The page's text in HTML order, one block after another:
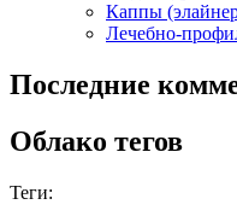
Каппы
Лечебно-
Последние
Облако тегов
Теги: